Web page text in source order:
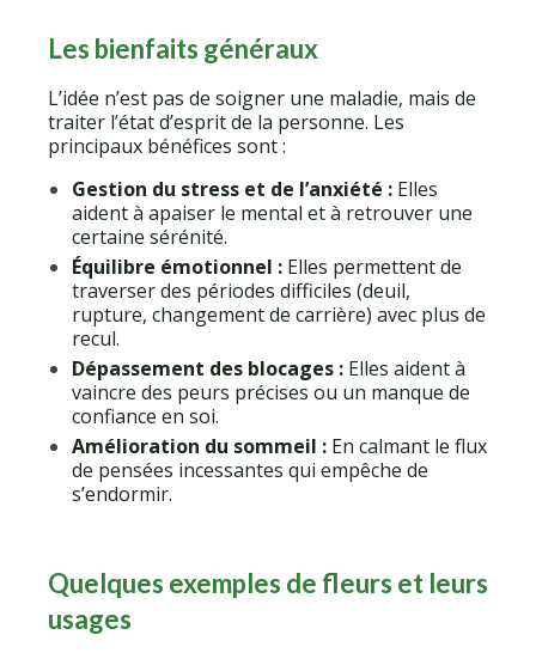
Les bienfaits généraux
L’idée n’est pas de soigner une maladie, mais de
traiter l’état d’esprit de la personne. Les
principaux bénéfices sont :
Gestion du stress et de l’anxiété : Elles
aident à apaiser le mental et à retrouver une
certaine sérénité.
Équilibre émotionnel : Elles permettent de
traverser des périodes difficiles (deuil,
rupture, changement de carrière) avec plus de
recul.
Dépassement des blocages : Elles aident à
vaincre des peurs précises ou un manque de
confiance en soi.
Amélioration du sommeil : En calmant le flux
de pensées incessantes qui empêche de
s’endormir.
Quelques exemples de fleurs et leurs
usages